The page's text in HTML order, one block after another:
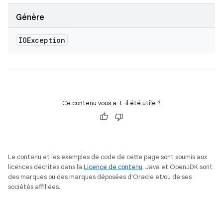
Génère
IOException
Ce contenu vous a-t-il été utile ?
Le contenu et les exemples de code de cette page sont soumis aux
licences décrites dans la Licence de contenu. Java et OpenJDK sont
des marques ou des marques déposées d'Oracle et/ou de ses
sociétés affiliées.